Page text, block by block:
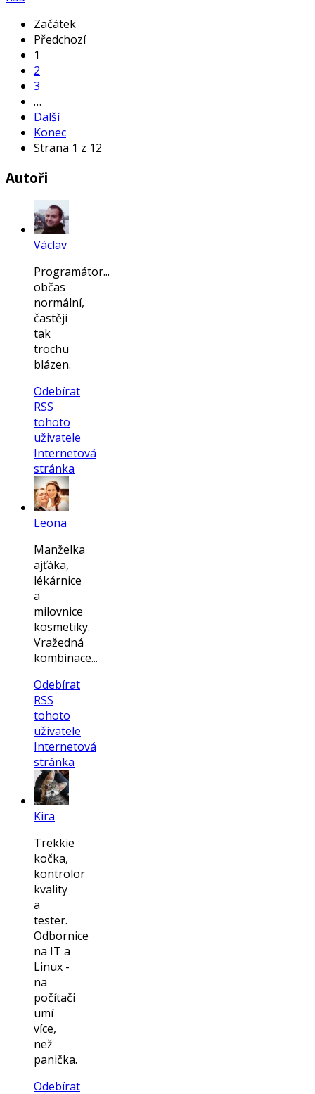
Začátek
Předchozí
1
2
3
…
Další
Konec
Strana 1 z 12
Autoři
Václav
Programátor...
občas
normální,
častěji
tak
trochu
blázen.
Odebírat
RSS
tohoto
uživatele
Internetová
stránka
Leona
Manželka
ajťáka,
lékárnice
a
milovnice
kosmetiky.
Vražedná
kombinace...
Odebírat
RSS
tohoto
uživatele
Internetová
stránka
Kira
Trekkie
kočka,
kontrolor
kvality
a
tester.
Odbornice
na IT a
Linux -
na
počítači
umí
více,
než
panička.
Odebírat